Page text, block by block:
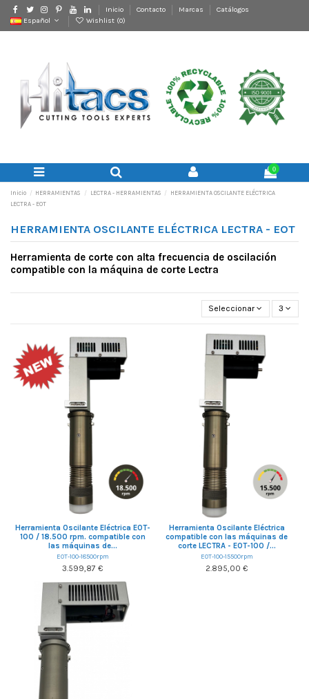
Inicio Contacto Marcas
Catálogos
Español
Wishlist (0)
0
Inicio HERRAMIENTAS LECTRA - HERRAMIENTAS
HERRAMIENTA OSCILANTE ELÉCTRICA
LECTRA - EOT
HERRAMIENTA OSCILANTE ELÉCTRICA LECTRA - EOT
Herramienta de corte con alta frecuencia de oscilación
compatible con la máquina de corte Lectra
Seleccionar 3
Herramienta Oscilante Eléctrica EOT-
100 / 18.500 rpm. compatible con
las máquinas de...
EOT-100-18500rpm
3.599,87 €
Herramienta Oscilante Eléctrica
compatible con las máquinas de
corte LECTRA - EOT-100 /...
EOT-100-15500rpm
2.895,00 €